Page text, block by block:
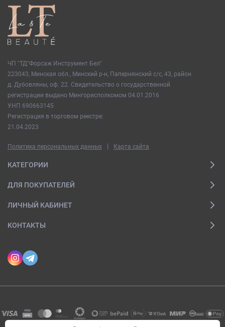
ЧП "ТД"Форсаж Инструмент Бел"
223043, Минская обл., Минский р-н, Папернянский с/с, 43, район
д. Дубовляны, оф. 22. Свидетельство о государственной
регистрации выдано Мингорисполкомом 04.01.2016
УНП 690663145
Регистрация в торговом реестре:
21.04.2023
Политика персональных данных | Карта сайта
КАТЕГОРИИ
ДЛЯ ПОКУПАТЕЛЕЙ
ЛИЧНЫЙ КАБИНЕТ
КОНТАКТЫ